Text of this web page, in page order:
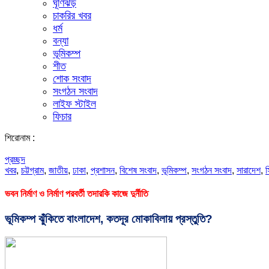
ঘূর্ণিঝড়
চাকরির খবর
ধর্ম
বন্যা
ভূমিকম্প
শীত
শোক সংবাদ
সংগঠন সংবাদ
লাইফ স্টাইল
ফিচার
শিরোনাম :
প্রচ্ছদ
খবর, চট্টগ্রাম, জাতীয়, ঢাকা, প্রশাসন, বিশেষ সংবাদ, ভূমিকম্প, সংগঠন সংবাদ, সারাদেশ,
ভবন নির্মাণ ও নির্মাণ পরবর্তী তদারকি কাজে দুর্নীতি
ভূমিকম্প ঝুঁকিতে বাংলাদেশ, কতদূর মোকাবিলায় প্রস্তুতি?